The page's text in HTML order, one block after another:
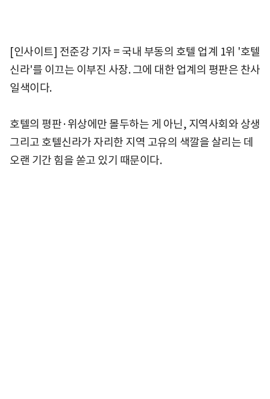
[인사이트] 전준강 기자 = 국내 부동의 호텔 업계 1위 '호텔
신라'를 이끄는 이부진 사장. 그에 대한 업계의 평판은 찬사
일색이다.
호텔의 평판·위상에만 몰두하는 게 아닌, 지역사회와 상생
그리고 호텔신라가 자리한 지역 고유의 색깔을 살리는 데
오랜 기간 힘을 쏟고 있기 때문이다.